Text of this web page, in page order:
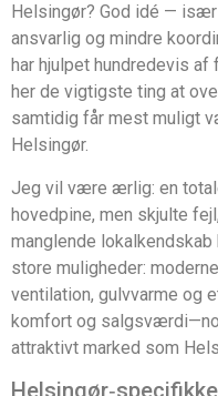
Helsingør? God idé —
ansvarlig og mindre
har hjulpet hundredevis
her de vigtigste ting at
samtidig får mest muligt
Helsingør.
Jeg vil være ærlig: en
hovedpine, men skjulte
manglende
store muligheder:
ventilation, gulvvarme og
komfort og
attraktivt marked som